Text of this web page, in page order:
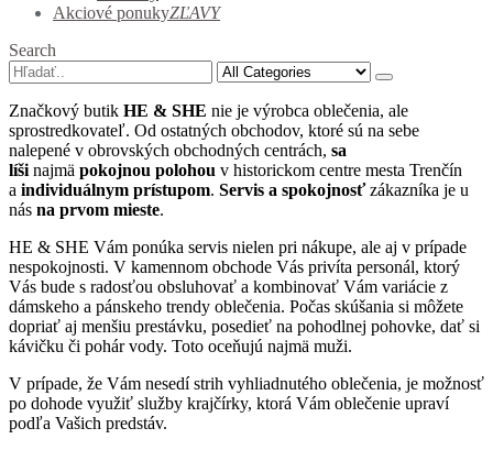
Akciové ponukyZĽAVY
Search
Značkový butik HE & SHE nie je výrobca oblečenia, ale
sprostredkovateľ. Od ostatných obchodov, ktoré sú na sebe
nalepené v obrovských obchodných centrách, sa
líši najmä pokojnou polohou v historickom centre mesta Trenčín
a individuálnym prístupom. Servis a spokojnosťzákazníka je u
nás na prvom mieste.
HE & SHE Vám ponúka servis nielen pri nákupe, ale aj v prípade
nespokojnosti. V kamennom obchode Vás privíta personál, ktorý
Vás bude s radosťou obsluhovať a kombinovať Vám variácie z
dámskeho a pánskeho trendy oblečenia. Počas skúšania si môžete
dopriať aj menšiu prestávku, posedieť na pohodlnej pohovke, dať si
kávičku či pohár vody. Toto oceňujú najmä muži.
V prípade, že Vám nesedí strih vyhliadnutého oblečenia, je možnosť
po dohode využiť služby krajčírky, ktorá Vám oblečenie upraví
podľa Vašich predstáv.